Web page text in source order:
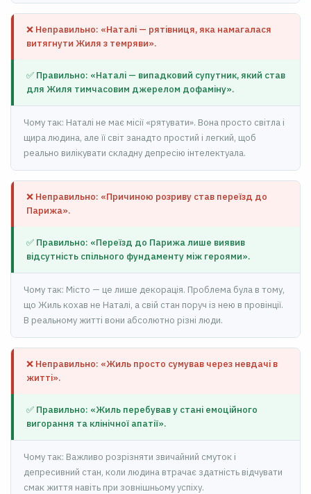
❌ Неправильно: «Наталі — рятівниця, яка намагалася
витягнути Жиля з темряви».
✅ Правильно: «Наталі — випадковий супутник, який став
для Жиля тимчасовим джерелом дофаміну».
Чому так: Наталі не має місії «рятувати». Вона просто світла і
щира людина, але її світ занадто простий і легкий, щоб
реально вилікувати складну депресію інтелектуала.
❌ Неправильно: «Причиною розриву став переїзд до
Парижа».
✅ Правильно: «Переїзд до Парижа лише виявив
відсутність спільного фундаменту між героями».
Чому так: Місто — це лише декорація. Проблема була в тому,
що Жиль кохав не Наталі, а свій стан поруч із нею в провінції.
В реальному житті вони абсолютно різні люди.
❌ Неправильно: «Жиль просто сумував через невдачі в
житті».
✅ Правильно: «Жиль перебував у стані емоційного
вигорання та клінічної апатії».
Чому так: Важливо розрізняти звичайний смуток і
депресивний стан, коли людина втрачає здатність відчувати
смак життя навіть при зовнішньому успіху.